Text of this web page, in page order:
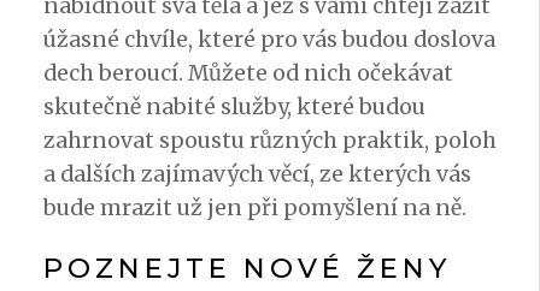
nabídnout svá těla a jež s vámi chtějí zažít
úžasné chvíle, které pro vás budou doslova
dech beroucí. Můžete od nich očekávat
skutečně nabité služby, které budou
zahrnovat spoustu různých praktik, poloh
a dalších zajímavých věcí, ze kterých vás
bude mrazit už jen při pomyšlení na ně.
POZNEJTE NOVÉ ŽENY